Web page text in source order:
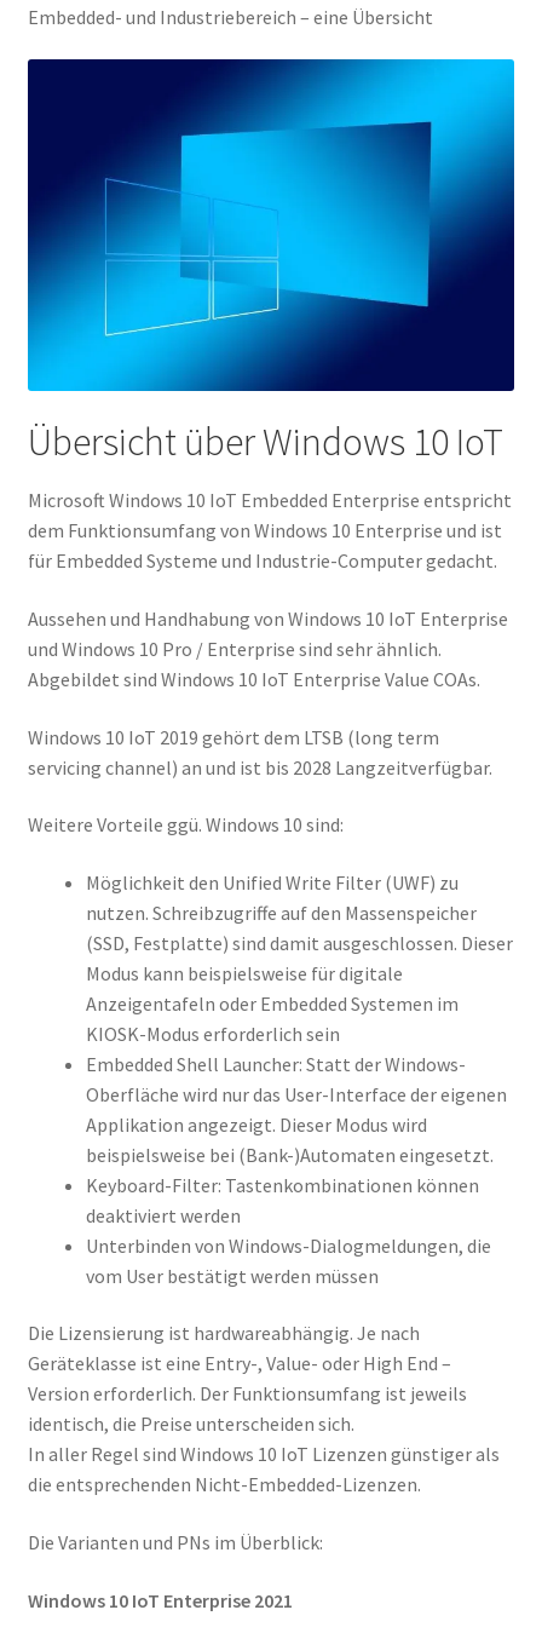
Embedded- und Industriebereich – eine Übersicht
Übersicht über Windows 10 IoT
Microsoft Windows 10 IoT Embedded Enterprise entspricht
dem Funktionsumfang von Windows 10 Enterprise und ist
für Embedded Systeme und Industrie-Computer gedacht.
Aussehen und Handhabung von Windows 10 IoT Enterprise
und Windows 10 Pro / Enterprise sind sehr ähnlich.
Abgebildet sind Windows 10 IoT Enterprise Value COAs.
Windows 10 IoT 2019 gehört dem LTSB (long term
servicing channel) an und ist bis 2028 Langzeitverfügbar.
Weitere Vorteile ggü. Windows 10 sind:
Möglichkeit den Unified Write Filter (UWF) zu
nutzen. Schreibzugriffe auf den Massenspeicher
(SSD, Festplatte) sind damit ausgeschlossen. Dieser
Modus kann beispielsweise für digitale
Anzeigentafeln oder Embedded Systemen im
KIOSK-Modus erforderlich sein
Embedded Shell Launcher: Statt der Windows-
Oberfläche wird nur das User-Interface der eigenen
Applikation angezeigt. Dieser Modus wird
beispielsweise bei (Bank-)Automaten eingesetzt.
Keyboard-Filter: Tastenkombinationen können
deaktiviert werden
Unterbinden von Windows-Dialogmeldungen, die
vom User bestätigt werden müssen
Die Lizensierung ist hardwareabhängig. Je nach
Geräteklasse ist eine Entry-, Value- oder High End –
Version erforderlich. Der Funktionsumfang ist jeweils
identisch, die Preise unterscheiden sich.
In aller Regel sind Windows 10 IoT Lizenzen günstiger als
die entsprechenden Nicht-Embedded-Lizenzen.
Die Varianten und PNs im Überblick:
Windows 10 IoT Enterprise 2021